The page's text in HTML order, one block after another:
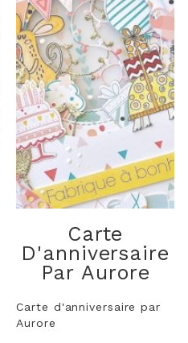
Carte
D'anniversaire
Par Aurore
Carte d'anniversaire par
Aurore